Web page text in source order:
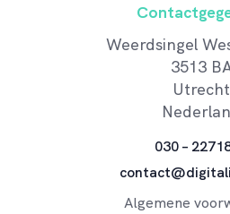
Weerdsingel
3513
Utrecht
030 –
Algemene